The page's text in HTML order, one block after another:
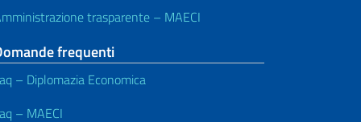
trasparente – MAECI
frequenti
– Diplomazia Economica
– MAECI